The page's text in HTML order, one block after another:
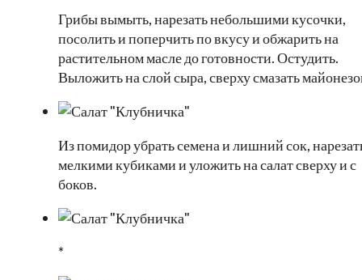
Грибы вымыть, нарезать небольшими кусочки,
посолить и поперчить по вкусу и обжарить на
растительном масле до готовности. Остудить.
Выложить на слой сыра, сверху смазать
Из помидор убрать семена и лишний сок,
мелкими кубиками и уложить на салат сверху и с
боков.
*